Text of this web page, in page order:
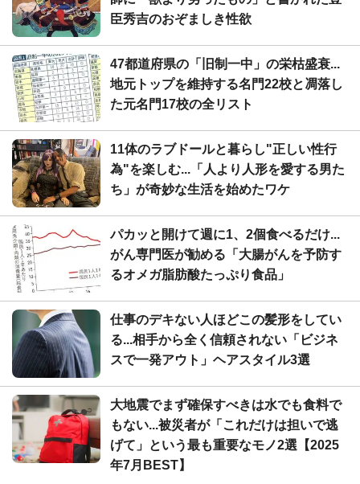
臣秀吉のおぞましき性欲
47都道府県の「旧制一中」の栄枯盛衰...
地元トップを維持する名門22校と凋落し
た元名門17校の全リスト
11体のラブドールと暮らし"正しい性行
為"を楽しむ...「人より人形を愛する男た
ち」が奇妙な生活を始めたワケ
パカッと開けて週に1、2個食べるだけ...
がん専門医が勧める「大腸がんを予防す
るオメガ脂肪酸たっぷり食品」
仕事のデキない人ほどこの髪形をしてい
る...相手から全く信頼されない「ビジネ
スで一発アウト」ヘアスタイル3選
大地震でまず確保すべきは水でも食料で
もない...被災者が「これだけは担いで逃
げて」という最も重要なモノ2選【2025
年7月BEST】